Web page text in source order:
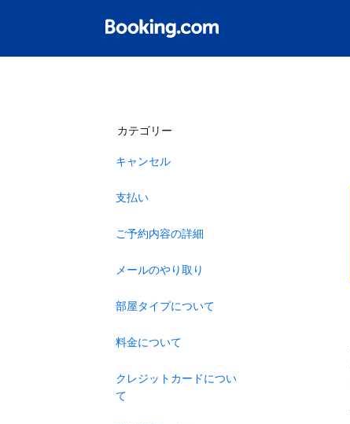
カテゴリー
キャンセル
支払い
ご予約内容の詳細
メールのやり取り
部屋タイプについて
料金について
クレジットカードについ
て